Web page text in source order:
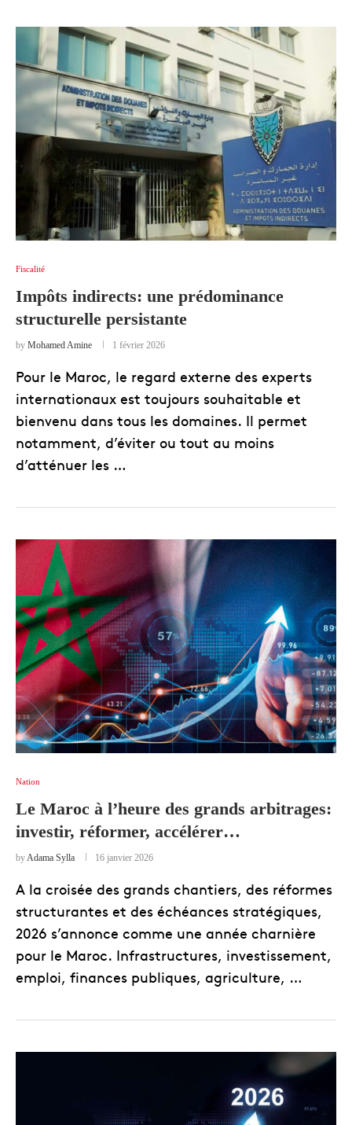
Fiscalité
Impôts indirects: une prédominance
structurelle persistante
by Mohamed Amine 1 février 2026
Pour le Maroc, le regard externe des experts
internationaux est toujours souhaitable et
bienvenu dans tous les domaines. Il permet
notamment, d’éviter ou tout au moins
d’atténuer les …
Nation
Le Maroc à l’heure des grands arbitrages:
investir, réformer, accélérer…
byAdama Sylla 16 janvier 2026
A la croisée des grands chantiers, des réformes
structurantes et des échéances stratégiques,
2026 s’annonce comme une année charnière
pour le Maroc. Infrastructures, investissement,
emploi, finances publiques, agriculture, …